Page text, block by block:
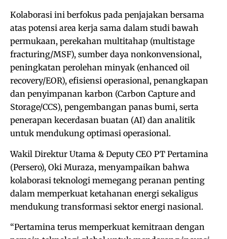
Kolaborasi ini berfokus pada penjajakan bersama
atas potensi area kerja sama dalam studi bawah
permukaan, perekahan multitahap (multistage
fracturing/MSF), sumber daya nonkonvensional,
peningkatan perolehan minyak (enhanced oil
recovery/EOR), efisiensi operasional, penangkapan
dan penyimpanan karbon (Carbon Capture and
Storage/CCS), pengembangan panas bumi, serta
penerapan kecerdasan buatan (AI) dan analitik
untuk mendukung optimasi operasional.
Wakil Direktur Utama & Deputy CEO PT Pertamina
(Persero), Oki Muraza, menyampaikan bahwa
kolaborasi teknologi memegang peranan penting
dalam memperkuat ketahanan energi sekaligus
mendukung transformasi sektor energi nasional.
“Pertamina terus memperkuat kemitraan dengan